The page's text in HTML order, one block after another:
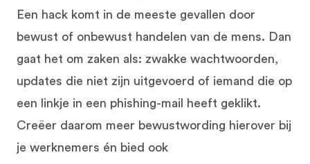
Een hack komt in de meeste gevallen door
bewust of onbewust handelen van de mens. Dan
gaat het om zaken als: zwakke wachtwoorden,
updates die niet zijn uitgevoerd of iemand die op
een linkje in een phishing-mail heeft geklikt.
Creëer daarom meer bewustwording hierover bij
je werknemers én bied ook